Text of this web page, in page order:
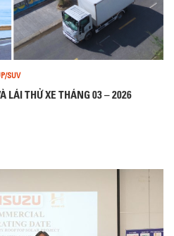
SUV
LÁI THỬ XE THÁNG 03 – 2026